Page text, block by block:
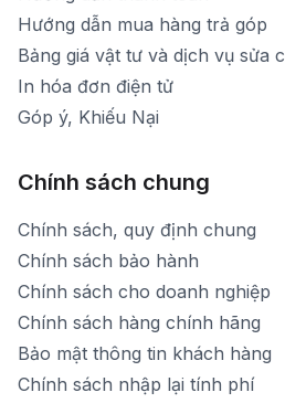
Hướng dẫn mua hàng trả góp
Bảng giá vật tư và dịch vụ sửa
In hóa đơn điện tử
Góp ý, Khiếu Nại
Chính sách chung
Chính sách, quy định chung
Chính sách bảo hành
Chính sách cho doanh nghiệp
Chính sách hàng chính hãng
Bảo mật thông tin khách hàng
Chính sách nhập lại tính phí